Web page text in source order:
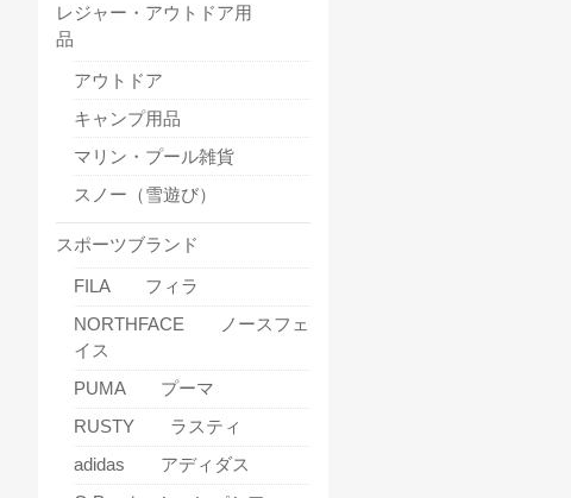
レジャー・アウトドア用
品
アウトドア
キャンプ用品
マリン・プール雑貨
スノー（雪遊び）
スポーツブランド
FILA フィラ
NORTHFACE ノースフェ
イス
PUMA プーマ
RUSTY ラスティ
adidas アディダス